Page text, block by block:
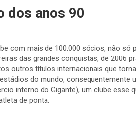
dos anos 90
com mais de 100.000 sócios, não só
das grandes conquistas, de 2006
outros títulos internacionais que
do mundo, consequentemente
interno do Gigante), um clube esse
de ponta.